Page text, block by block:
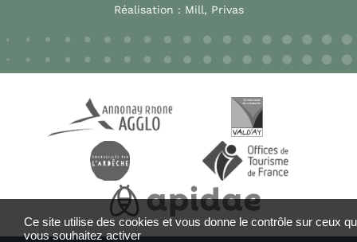
Réalisation : Mill, Privas
Ce site utilise des cookies et vous donne le contrôle sur ceux
vous souhaitez activer